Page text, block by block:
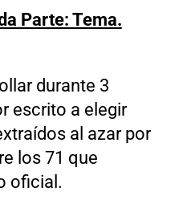
Parte: Tema.
durante 3
escrito a elegir
al azar por
los 71 que
oficial.